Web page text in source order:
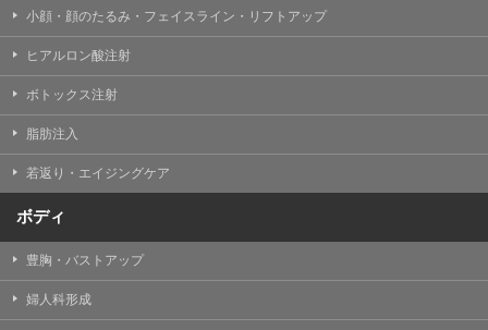
【Cookie(クッキー)について】
Cookieは、一般的にインターネット閲覧を行う際、又は
の閲覧情報を記憶させておく機能です。
TCBグループでは、Cookie及び類似技術を使用して収集
を分析し、パフォーマンス改善や、WEBサイトを通じて
提供するサービスの向上・改善のため、Cookieを使用す
ることがあります。ご使用のブラウザによりCookieを無
ジが正しく表示されなくなる場合がありますのでご留意
ください。
小顔・顔のたるみ・フェイスライン・リフトアップ
ヒアルロン酸注射
ボトックス注射
脂肪注入
若返り・エイジングケア
ボディ
豊胸・バストアップ
婦人科形成